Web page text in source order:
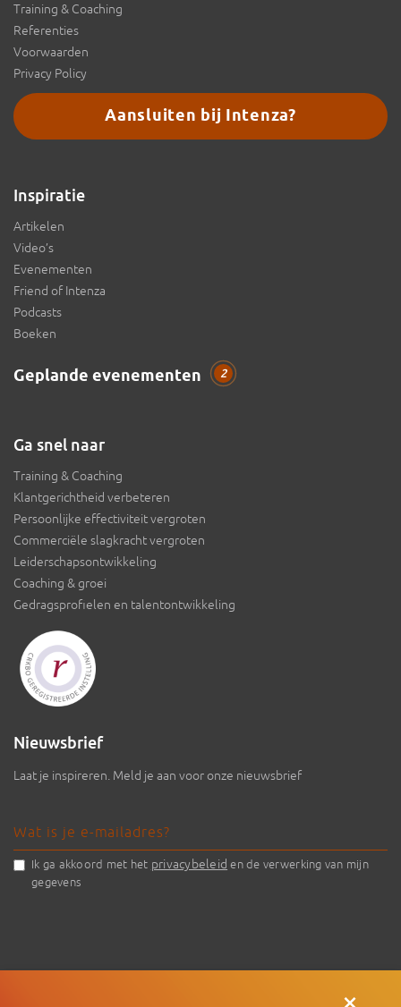
Training & Coaching
Referenties
Voorwaarden
Privacy Policy
Aansluiten bij Intenza?
Inspiratie
Artikelen
Video’s
Evenementen
Friend of Intenza
Podcasts
Boeken
Geplande evenementen 2
Ga snel naar
Training & Coaching
Klantgerichtheid verbeteren
Persoonlijke effectiviteit vergroten
Commerciële slagkracht vergroten
Leiderschapsontwikkeling
Coaching & groei
Gedragsprofielen en talentontwikkeling
Nieuwsbrief
Laat je inspireren. Meld je aan voor onze nieuwsbrief
Ik ga akkoord met het privacybeleid en de verwerking van mijn
gegevens